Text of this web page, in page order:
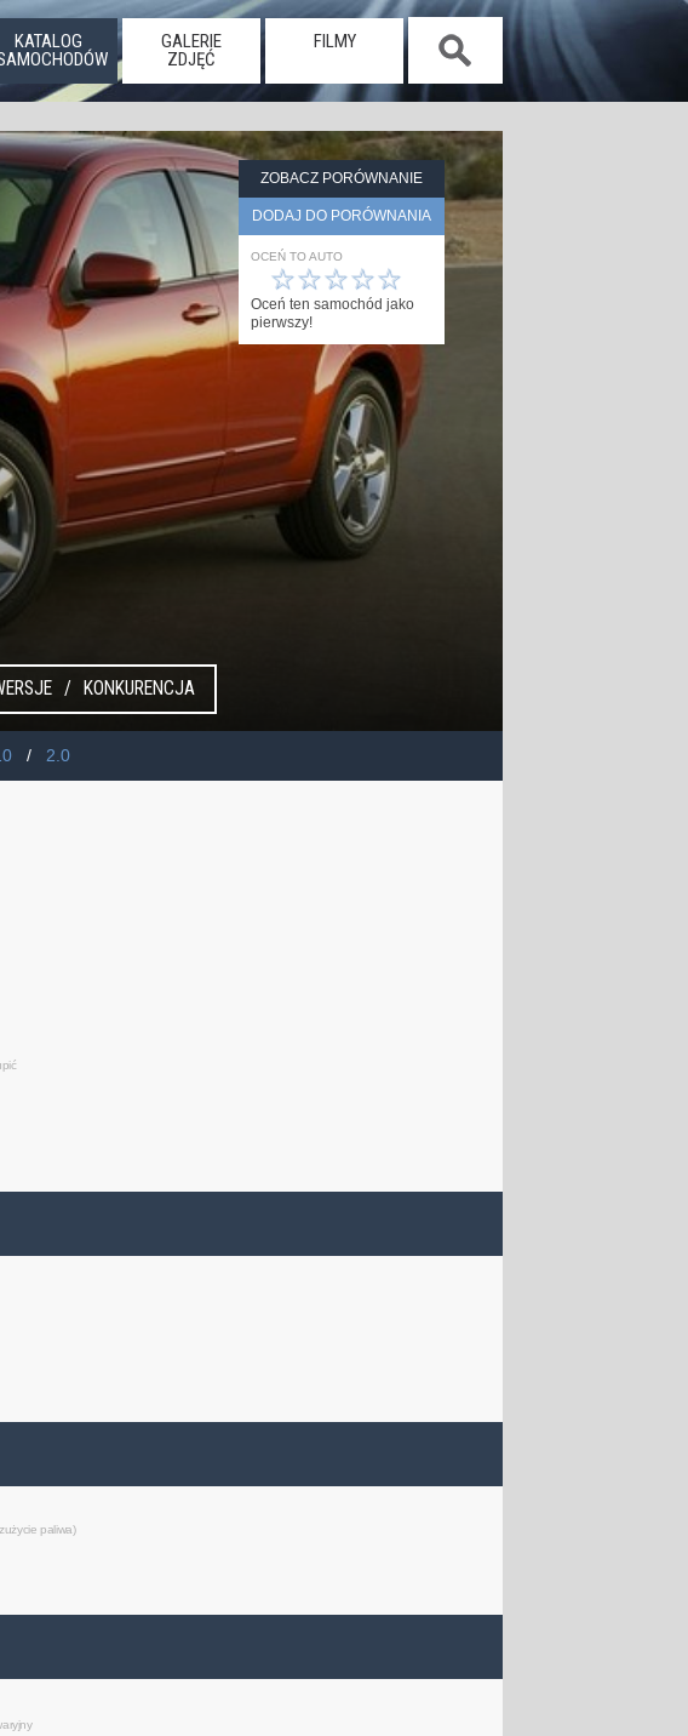
KATALOG
GALERIE
ZDJĘĆ
FILMY
ZOBACZ PORÓWNANIE
DODAJ DO PORÓWNANIA
OCEŃ TO AUTO
☆
☆
☆
☆
☆
Oceń ten samochód jako
pierwszy!
KONKURENCJA
2.0
paliwa)